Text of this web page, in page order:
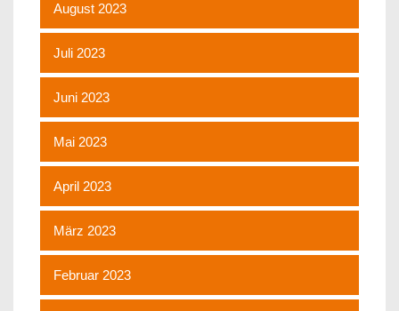
August 2023
Juli 2023
Juni 2023
Mai 2023
April 2023
März 2023
Februar 2023